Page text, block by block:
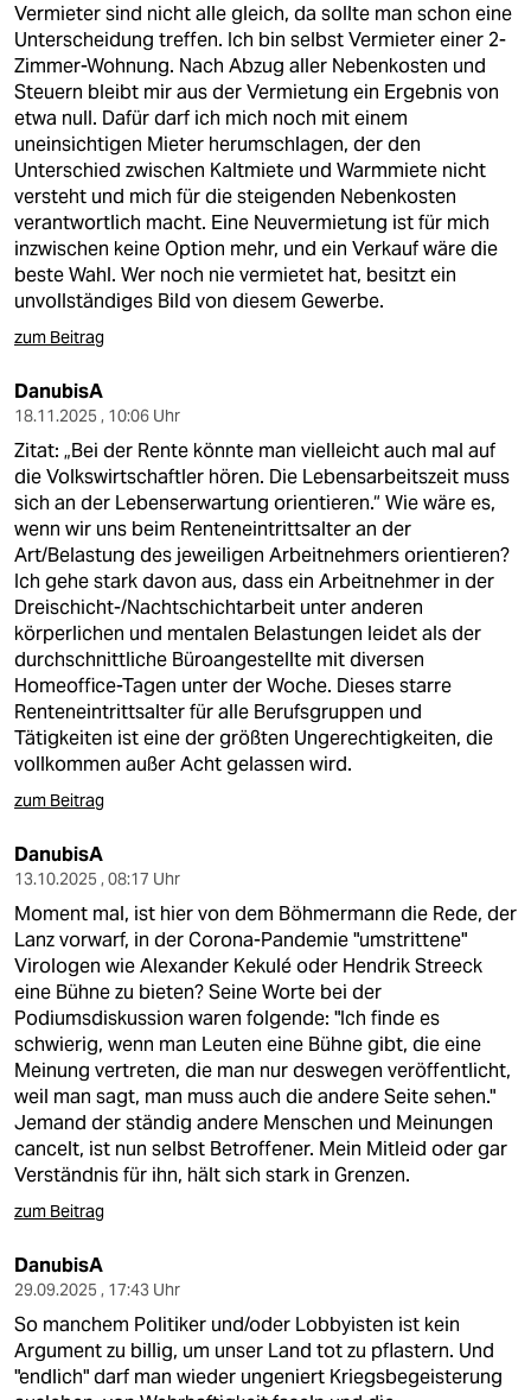
Vermieter sind nicht alle gleich, da sollte man schon eine
Unterscheidung treffen. Ich bin selbst Vermieter einer 2-
Zimmer-Wohnung. Nach Abzug aller Nebenkosten und
Steuern bleibt mir aus der Vermietung ein Ergebnis von
etwa null. Dafür darf ich mich noch mit einem
uneinsichtigen Mieter herumschlagen, der den
Unterschied zwischen Kaltmiete und Warmmiete nicht
versteht und mich für die steigenden Nebenkosten
verantwortlich macht. Eine Neuvermietung ist für mich
inzwischen keine Option mehr, und ein Verkauf wäre die
beste Wahl. Wer noch nie vermietet hat, besitzt ein
unvollständiges Bild von diesem Gewerbe.
zum Beitrag
DanubisA
18.11.2025 , 10:06 Uhr
Zitat: „Bei der Rente könnte man vielleicht auch mal auf
die Volkswirtschaftler hören. Die Lebensarbeitszeit muss
sich an der Lebenserwartung orientieren.“ Wie wäre es,
wenn wir uns beim Renteneintrittsalter an der
Art/Belastung des jeweiligen Arbeitnehmers orientieren?
Ich gehe stark davon aus, dass ein Arbeitnehmer in der
Dreischicht-/Nachtschichtarbeit unter anderen
körperlichen und mentalen Belastungen leidet als der
durchschnittliche Büroangestellte mit diversen
Homeoffice-Tagen unter der Woche. Dieses starre
Renteneintrittsalter für alle Berufsgruppen und
Tätigkeiten ist eine der größten Ungerechtigkeiten, die
vollkommen außer Acht gelassen wird.
zum Beitrag
DanubisA
13.10.2025 , 08:17 Uhr
Moment mal, ist hier von dem Böhmermann die Rede, der
Lanz vorwarf, in der Corona-Pandemie "umstrittene"
Virologen wie Alexander Kekulé oder Hendrik Streeck
eine Bühne zu bieten? Seine Worte bei der
Podiumsdiskussion waren folgende: "Ich finde es
schwierig, wenn man Leuten eine Bühne gibt, die eine
Meinung vertreten, die man nur deswegen veröffentlicht,
weil man sagt, man muss auch die andere Seite sehen."
Jemand der ständig andere Menschen und Meinungen
cancelt, ist nun selbst Betroffener. Mein Mitleid oder gar
Verständnis für ihn, hält sich stark in Grenzen.
zum Beitrag
DanubisA
29.09.2025 , 17:43 Uhr
So manchem Politiker und/oder Lobbyisten ist kein
Argument zu billig, um unser Land tot zu pflastern. Und
"endlich" darf man wieder ungeniert Kriegsbegeisterung